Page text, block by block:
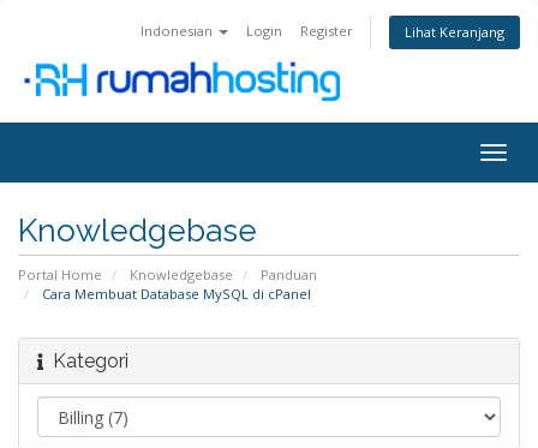
Indonesian Login Register Lihat Keranjang
Knowledgebase
Portal Home Knowledgebase
Panduan
Cara Membuat Database MySQL di cPanel
Kategori